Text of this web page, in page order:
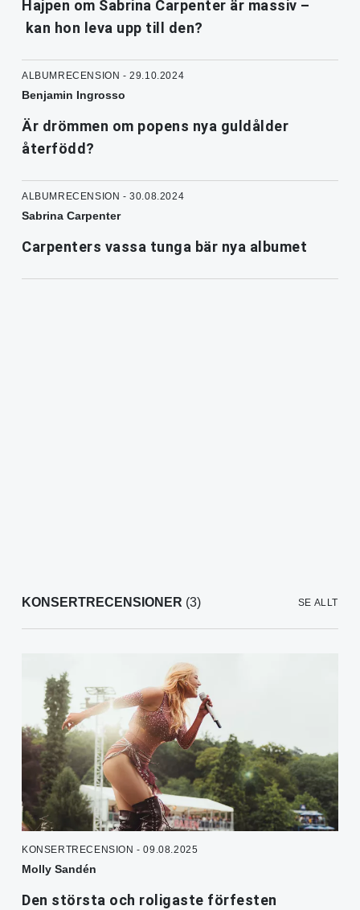
Hajpen om Sabrina Carpenter är massiv –
kan hon leva upp till den?
ALBUMRECENSION - 29.10.2024
Benjamin Ingrosso
Är drömmen om popens nya guldålder
återfödd?
ALBUMRECENSION - 30.08.2024
Sabrina Carpenter
Carpenters vassa tunga bär nya albumet
KONSERTRECENSIONER (3) SE ALLT
KONSERTRECENSION - 09.08.2025
Molly Sandén
Den största och roligaste förfesten